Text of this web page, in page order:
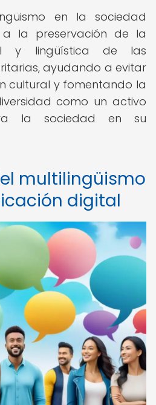
en la sociedad
la preservación de la
y lingüística de las
ayudando a evitar
cultural y fomentando la
como un activo
la sociedad en su
multilingüismo
digital